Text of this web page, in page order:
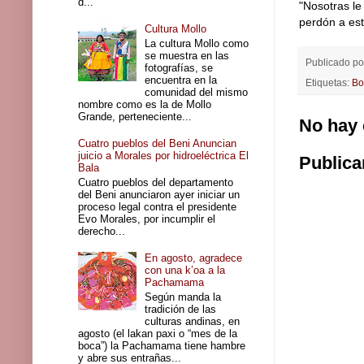
"Nosotras
perdón a
Publicado
Etiquetas:
No
Cultura Mollo
La cultura Mollo como
se muestra en las
fotografías, se
encuentra en la
comunidad del mismo
nombre como es la de Mollo
Grande, perteneciente...
Cuatro pueblos del Beni Anuncian
juicio a Morales por hidroeléctrica El
Bala
Cuatro pueblos del departamento
del Beni anunciaron ayer iniciar un
proceso legal contra el presidente
Evo Morales, por incumplir el
derecho...
En agosto, agradece
con una k’oa a la
Pachamama
Según manda la
tradición de las
culturas andinas, en
agosto (el lakan paxi o “mes de la
boca”) la Pachamama tiene hambre
y abre sus entrañas...